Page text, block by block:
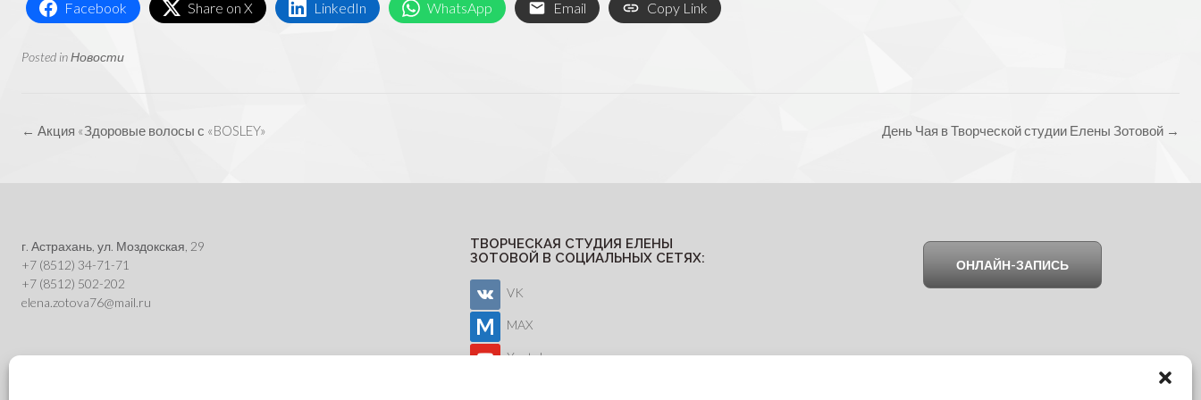
Facebook Share on X LinkedIn WhatsApp Email Copy Link
Posted inНовости
Post
День Чая в Творческой студии Елены Зотовой →
← Акция «Здоровые волосы с «BOSLEY»
г. Астрахань, ул. Моздокская, 29
+7 (8512) 34-71-71
+7 (8512) 502-202
elena.zotova76@mail.ru
ТВОРЧЕСКАЯ СТУДИЯ ЕЛЕНЫ
ЗОТОВОЙ В СОЦИАЛЬНЫХ СЕТЯХ:
VK
MAX
Youtube
ОНЛАЙН-ЗАПИСЬ